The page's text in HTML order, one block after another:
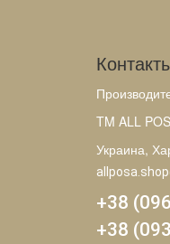
TM ALL
Украина,
+38
+38